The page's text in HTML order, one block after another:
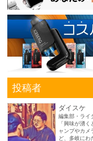
投稿者
ダイスケ
編集部・ライ
「興味が湧
ャンプやカメ
ど、多岐にわ